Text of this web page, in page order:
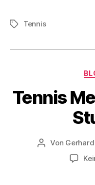
Schlagwörter
Tennis
Tennis
Beitragsautor
Von